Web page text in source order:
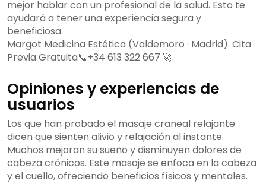
mejor hablar con un profesional de la salud. Esto te
ayudará a tener una experiencia segura y
beneficiosa.
Margot Medicina Estética (Valdemoro · Madrid). Cita
Previa Gratuita📞+34 613 322 667 🚀.
Opiniones y experiencias de
usuarios
Los que han probado el masaje craneal relajante
dicen que sienten alivio y relajación al instante.
Muchos mejoran su sueño y disminuyen dolores de
cabeza crónicos. Este masaje se enfoca en la cabeza
y el cuello, ofreciendo beneficios físicos y mentales.